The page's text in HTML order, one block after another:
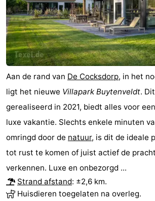
Aan de rand van De Cocksdorp, in het
ligt het nieuwe Villapark Buytenveldt.
gerealiseerd in 2021, biedt alles voor
luxe vakantie. Slechts enkele minuten
omringd door de natuur, is dit de ideale
tot rust te komen of juist actief de
verkennen. Luxe en onbezorgd ...
Strand afstand: ±2,6 km.
Huisdieren toegelaten na overleg.